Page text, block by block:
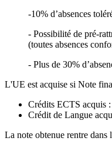
-10% d’absences
- Possibilité de pré-
(toutes absences
- Plus de 30%
L'UE est acquise si Note
Crédits ECTS acquis
Crédit de Langue
La note obtenue rentre